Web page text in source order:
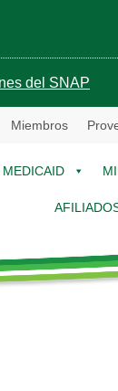
del SNAP
Miembros